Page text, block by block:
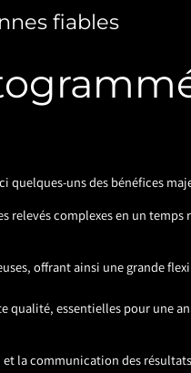
fiables
uns des bénéfices
relevés complexes en un
offrant ainsi une grande
essentielles pour une
la communication des